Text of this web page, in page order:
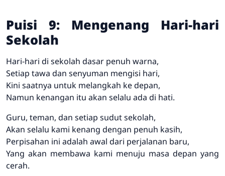
Puisi 9: Mengenang Hari-hari
Sekolah
Hari-hari di sekolah dasar penuh warna,
Setiap tawa dan senyuman mengisi hari,
Kini saatnya untuk melangkah ke depan,
Namun kenangan itu akan selalu ada di hati.
Guru, teman, dan setiap sudut sekolah,
Akan selalu kami kenang dengan penuh kasih,
Perpisahan ini adalah awal dari perjalanan baru,
Yang akan membawa kami menuju masa depan yang
cerah.